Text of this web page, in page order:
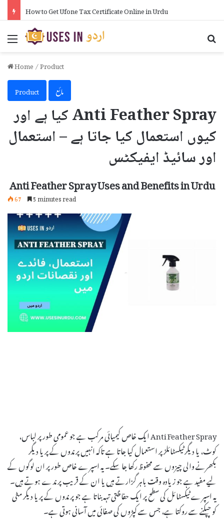
How to Get Ufone Tax Certificate Online in Urdu
Menu
Home/Product
Product
مائع
Anti Feather Spray کیا ہے اور
کیوں استعمال کیا جاتا ہے – استعمال
اور سائیڈ ایفیکٹس
Anti Feather Spray Uses and Benefits in Urdu
67 5 minutes read
Anti Feather Spray ایک خاص کیمیائی مرکب ہے جو عمومی طور پر لباس،
کوٹ، یا دیگر ٹیکسٹائلز پر استعمال کیا جاتا ہے تاکہ انہیں پرندوں کے پر یا دیگر
بکھرنے والی چیزوں سے محفوظ رکھا جا سکے۔ یہ اسپرے خاص طور پر ان لوگوں کے
لیے مفید ہے جو زیادہ وقت باہر گزارتے ہیں یا ان کے قریب پرندے ہوتے ہیں۔
یہ اسپرے ٹیکسٹائل کی سطح پر ایک حفاظتی تہہ بناتا ہے جو پرندوں کے پر یا دیگر مٹی
کو چپکنے سے روکتا ہے، جس سے کپڑوں کی صفائی میں آسانی ہوتی ہے۔